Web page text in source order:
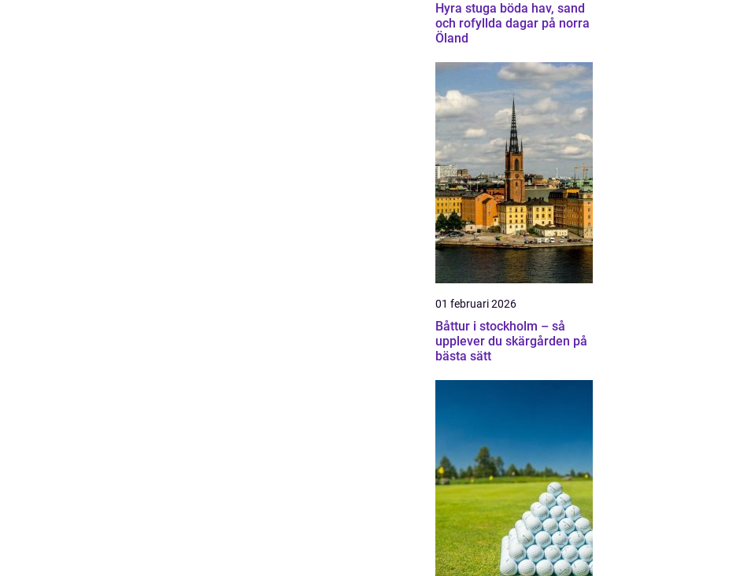
Hyra stuga böda hav, sand
och rofyllda dagar på norra
Öland
01 februari 2026
Båttur i stockholm – så
upplever du skärgården på
bästa sätt